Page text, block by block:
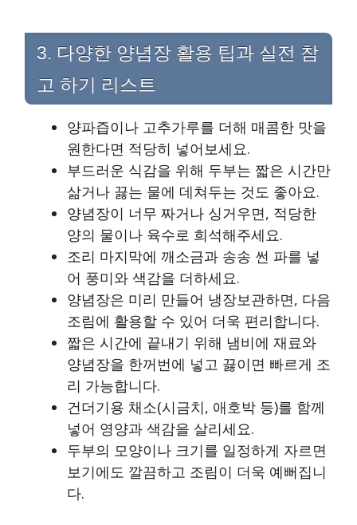
3. 다양한 양념장 활용 팁과 실전 참
고 하기 리스트
양파즙이나 고추가루를 더해 매콤한 맛을
원한다면 적당히 넣어보세요.
부드러운 식감을 위해 두부는 짧은 시간만
삶거나 끓는 물에 데쳐두는 것도 좋아요.
양념장이 너무 짜거나 싱거우면, 적당한
양의 물이나 육수로 희석해주세요.
조리 마지막에 깨소금과 송송 썬 파를 넣
어 풍미와 색감을 더하세요.
양념장은 미리 만들어 냉장보관하면, 다음
조림에 활용할 수 있어 더욱 편리합니다.
짧은 시간에 끝내기 위해 냄비에 재료와
양념장을 한꺼번에 넣고 끓이면 빠르게 조
리 가능합니다.
건더기용 채소(시금치, 애호박 등)를 함께
넣어 영양과 색감을 살리세요.
두부의 모양이나 크기를 일정하게 자르면
보기에도 깔끔하고 조림이 더욱 예뻐집니
다.